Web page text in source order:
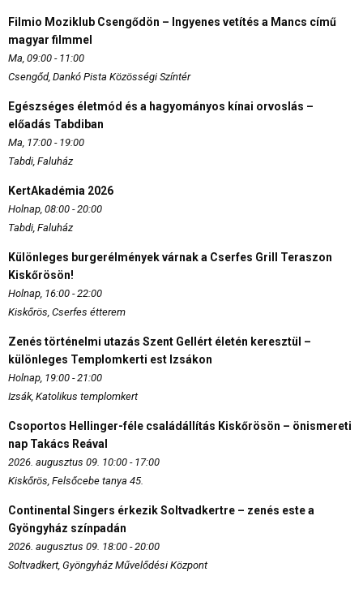
Filmio Moziklub Csengődön – Ingyenes vetítés a Mancs című
magyar filmmel
Ma, 09:00 - 11:00
Csengőd, Dankó Pista Közösségi Színtér
Egészséges életmód és a hagyományos kínai orvoslás –
előadás Tabdiban
Ma, 17:00 - 19:00
Tabdi, Faluház
KertAkadémia 2026
Holnap, 08:00 - 20:00
Tabdi, Faluház
Különleges burgerélmények várnak a Cserfes Grill Teraszon
Kiskőrösön!
Holnap, 16:00 - 22:00
Kiskőrös, Cserfes étterem
Zenés történelmi utazás Szent Gellért életén keresztül –
különleges Templomkerti est Izsákon
Holnap, 19:00 - 21:00
Izsák, Katolikus templomkert
Csoportos Hellinger-féle családállítás Kiskőrösön – önismereti
nap Takács Reával
2026. augusztus 09. 10:00 - 17:00
Kiskőrös, Felsőcebe tanya 45.
Continental Singers érkezik Soltvadkertre – zenés este a
Gyöngyház színpadán
2026. augusztus 09. 18:00 - 20:00
Soltvadkert, Gyöngyház Művelődési Központ